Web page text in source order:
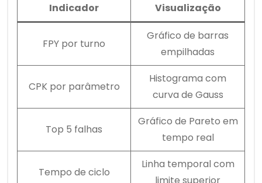
Indicador Visualização
FPY por turno
Gráfico de barras
empilhadas
CPK por parâmetro
Histograma com
curva de Gauss
Top 5 falhas
Gráfico de Pareto em
tempo real
Tempo de ciclo
Linha temporal com
limite superior